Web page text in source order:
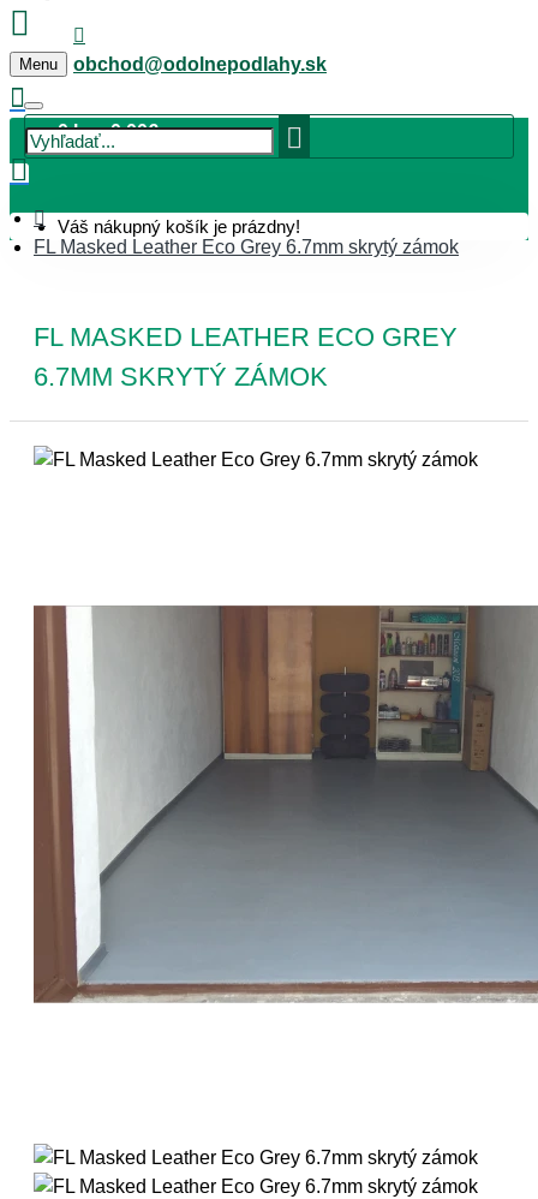
obchod@odolnepodlahy.sk
Menu
0 ks - 0,00€
Váš nákupný košík je prázdny!
FL Masked Leather Eco Grey 6.7mm skrytý zámok
FL MASKED LEATHER ECO GREY
6.7MM SKRYTÝ ZÁMOK